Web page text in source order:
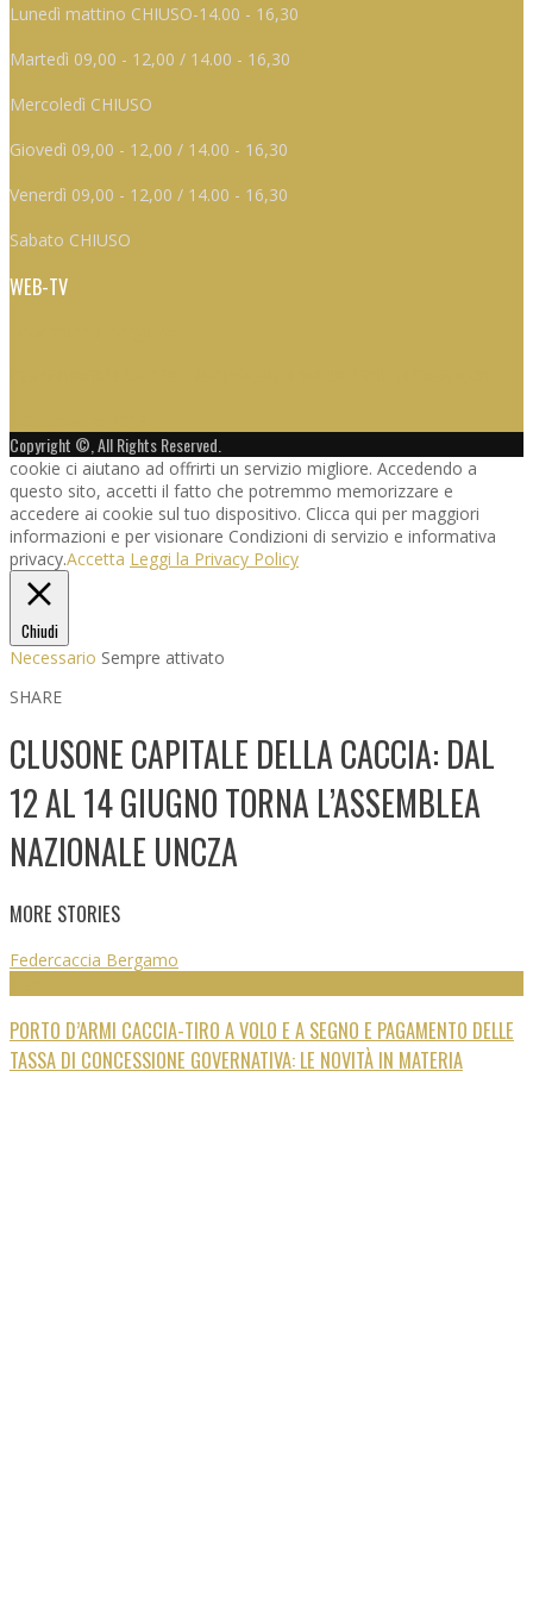
Lunedì mattino CHIUSO-14.00 - 16,30
Martedì 09,00 - 12,00 / 14.00 - 16,30
Mercoledì CHIUSO
Giovedì 09,00 - 12,00 / 14.00 - 16,30
Venerdì 09,00 - 12,00 / 14.00 - 16,30
Sabato CHIUSO
WEB-TV
Copyright ©, All Rights Reserved.
cookie ci aiutano ad offrirti un servizio migliore. Accedendo a
questo sito, accetti il fatto che potremmo memorizzare e
accedere ai cookie sul tuo dispositivo. Clicca qui per maggiori
informazioni e per visionare Condizioni di servizio e informativa
privacy.Accetta Leggi la Privacy Policy
Chiudi
Necessario Sempre attivato
SHARE
CLUSONE CAPITALE DELLA CACCIA: DAL
12 AL 14 GIUGNO TORNA L’ASSEMBLEA
NAZIONALE UNCZA
MORE STORIES
Federcaccia Bergamo
PORTO D’ARMI CACCIA-TIRO A VOLO E A SEGNO E PAGAMENTO DELLE
TASSA DI CONCESSIONE GOVERNATIVA: LE NOVITÀ IN MATERIA